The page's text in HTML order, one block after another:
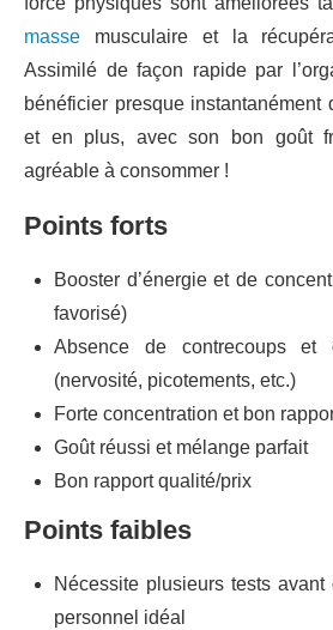
masse musculaire et la
Assimilé de façon rapide par
bénéficier presque instantanément
et en plus, avec son bon goût
agréable à consommer !
Points forts
Booster d’énergie et de
favorisé)
Absence de contrecoups et
(nervosité, picotements, etc.)
Forte concentration et bon
Goût réussi et mélange parfait
Bon rapport qualité/prix
Points faibles
Nécessite plusieurs tests
personnel idéal